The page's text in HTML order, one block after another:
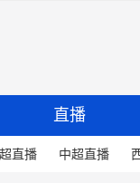
直播
直播 中超直播